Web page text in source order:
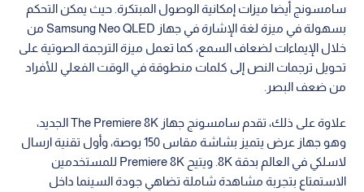
سامسونج أيضا ميزات إمكانية الوصول المبتكرة. حيث يمكن التحكم
بسهولة في ميزة لغة الإشارة في جهاز Samsung Neo QLED من
خلال الإيماءات لضعاف السمع، كما تعمل ميزة الترجمة الصوتية على
تحويل ترجمات النص إلى كلمات منطوقة في الوقت الفعلي للأفراد
من ضعف البصر.
علاوة على ذلك، تقدم سامسونج جهاز The Premiere 8K الجديد،
وهو جهاز عرض يتميز بشاشة مقاس 150 بوصة، وأول تقنية ارسال
لاسلكي في العالم بدقة 8K. ويتيح Premiere 8K للمستخدمين
الاستمتاع بتجربة مشاهدة شاملة تضاهي جودة السينما داخل